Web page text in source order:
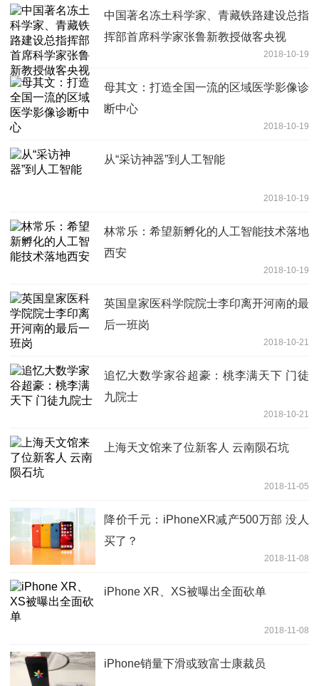
中国著名冻土科学家、青藏铁路建设总指
挥部首席科学家张鲁新教授做客央视
2018-10-19
母其文：打造全国一流的区域医学影像诊
断中心
2018-10-19
从“采访神器”到人工智能
2018-10-19
林常乐：希望新孵化的人工智能技术落地
西安
2018-10-19
英国皇家医科学院院士李印离开河南的最
后一班岗
2018-10-21
追忆大数学家谷超豪：桃李满天下 门徒
九院士
2018-10-21
上海天文馆来了位新客人 云南陨石坑
2018-11-05
降价千元：iPhoneXR减产500万部 没人
买了？
2018-11-08
iPhone XR、XS被曝出全面砍单
2018-11-08
iPhone销量下滑或致富士康裁员